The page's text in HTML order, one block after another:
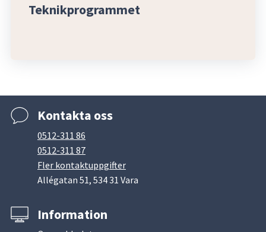
Teknikprogrammet
Kontakta oss
0512-311 86
0512-311 87
Fler kontaktuppgifter
Allégatan 51, 534 31 Vara
Information